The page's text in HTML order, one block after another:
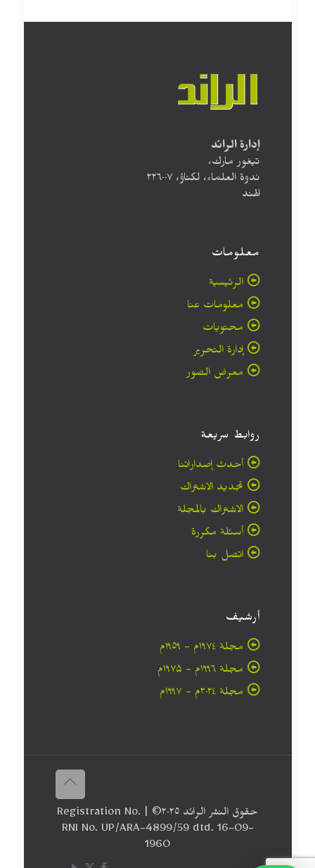
إدارة الرائد
تيغور مارك،
ندوة العلماء، لكناؤ، ۲۲٦۰۰۷
الهند
معلومات
الرئيسية
معلومات عنا
محتويات
إدارة التحرير
معرض الصور
روابط سريعة
أحدث إصداراتنا
تجديد الاشتراك
الاشتراك بالمجلة
أسئلة مكررة
اتصل بنا
أرشيف
مجلة ۱۹۷٤م - ١٩٥٩م
مجلة ۱۹۹٦م - ۱۹۷۵م
مجلة ۲۰۲٤م - ۱۹۹۷م
حقوق النشر الرائد ٢٠۲٥© | Registration No.
RNI No. UP/ARA-4899/59 dtd. 16-09-
1960